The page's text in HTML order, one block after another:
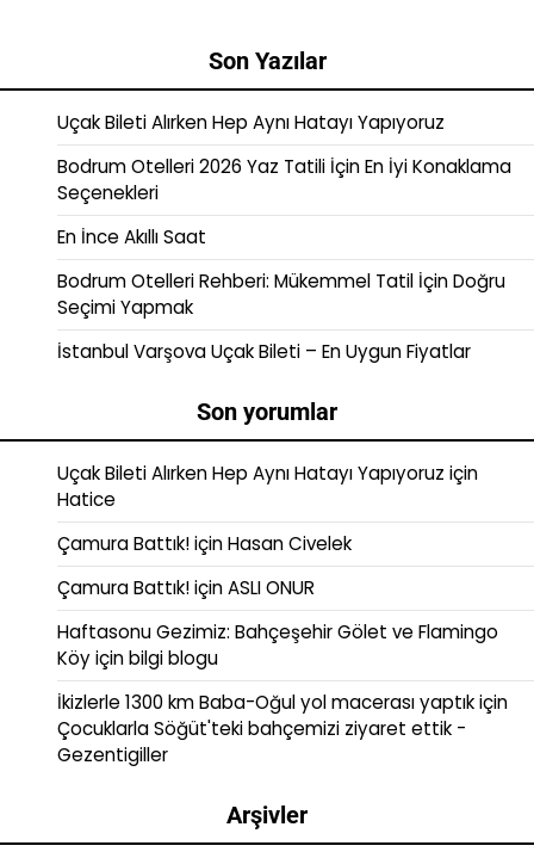
Son Yazılar
Uçak Bileti Alırken Hep Aynı Hatayı Yapıyoruz
Bodrum Otelleri 2026 Yaz Tatili İçin En İyi Konaklama
Seçenekleri
En İnce Akıllı Saat
Bodrum Otelleri Rehberi: Mükemmel Tatil İçin Doğru
Seçimi Yapmak
İstanbul Varşova Uçak Bileti – En Uygun Fiyatlar
Son yorumlar
Uçak Bileti Alırken Hep Aynı Hatayı Yapıyoruz için
Hatice
Çamura Battık!içinHasan Civelek
Çamura Battık!içinASLI ONUR
Haftasonu Gezimiz: Bahçeşehir Gölet ve Flamingo
Köyiçinbilgi blogu
İkizlerle 1300 km Baba-Oğul yol macerası yaptıkiçin
Çocuklarla Söğüt'teki bahçemizi ziyaret ettik -
Gezentigiller
Arşivler